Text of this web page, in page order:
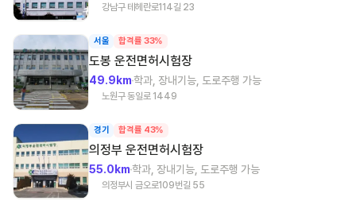
강남구 테헤란로114길 23
서울 합격률 33%
도봉 운전면허시험장
49.9km학과, 장내기능, 도로주행 가능
노원구 동일로 1449
경기 합격률 43%
의정부 운전면허시험장
55.0km학과, 장내기능, 도로주행 가능
의정부시 금오로109번길 55